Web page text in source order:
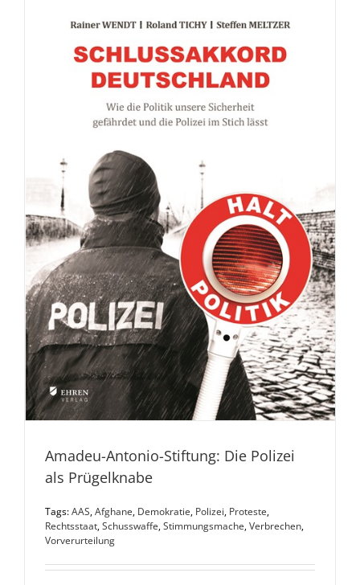
Amadeu-Antonio-Stiftung: Die Polizei
als Prügelknabe
Tags:AAS,Afghane, Demokratie, Polizei, Proteste,
Rechtsstaat,Schusswaffe,Stimmungsmache,Verbrechen,
Vorverurteilung